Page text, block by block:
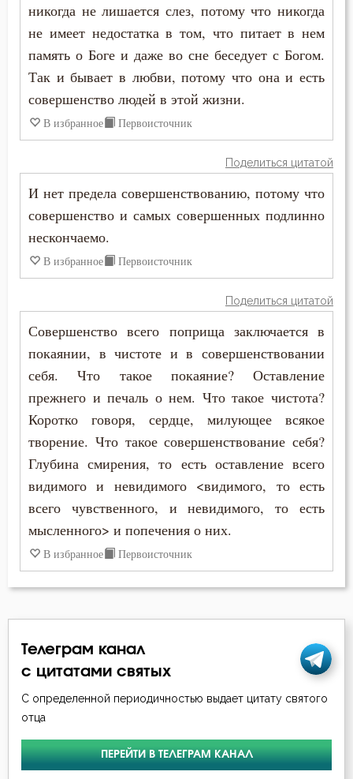
Болезнь
Борьба
Будущее
Вечные муки
Воздержание
Воскресение
Воспитание
Гордость
Деньги
Добро
Друг
Дух Святой
Душа
Ефрем Сирин
Иероним Стридонский
Иоанн Златоуст
Иосиф Оптинский (Литовкин)
Исаак Сирин Ниневийский
Исидор Пелусиот
Макарий Великий
Макарий Оптинский (Иванов)
Максим Исповедник
Нектарий Оптинский (Тихонов)
Николай Сербский
Никон Оптинский (Беляев)
никогда не лишается слез, потому что никогда
не имеет недостатка в том, что питает в нем
память о Боге и даже во сне беседует с Богом.
Так и бывает в любви, потому что она и есть
совершенство людей в этой жизни.
В избранное Первоисточник
Поделиться цитатой
И нет предела совершенствованию, потому что
совершенство и самых совершенных подлинно
нескончаемо.
В избранное Первоисточник
Поделиться цитатой
Совершенство всего поприща заключается в
покаянии, в чистоте и в совершенствовании
себя. Что такое покаяние? Оставление
прежнего и печаль о нем. Что такое чистота?
Коротко говоря, сердце, милующее всякое
творение. Что такое совершенствование себя?
Глубина смирения, то есть оставление всего
видимого и невидимого <видимого, то есть
всего чувственного, и невидимого, то есть
мысленного> и попечения о них.
В избранное Первоисточник
Телеграм канал
с цитатами святых
С определенной периодичностью выдает цитату святого
отца
ПЕРЕЙТИ В ТЕЛЕГРАМ КАНАЛ